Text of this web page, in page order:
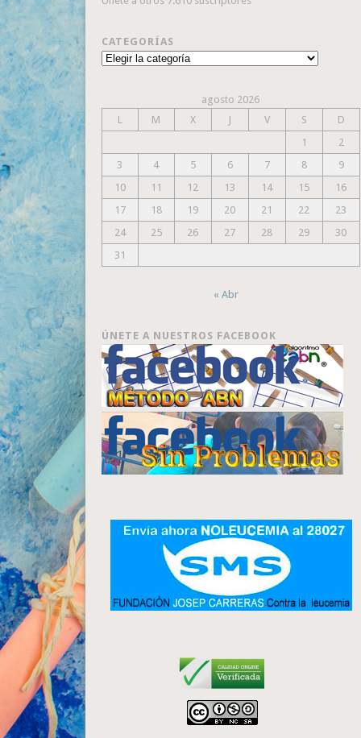
CATEGORÍAS
Categorías
agosto 2026
L
M X J V S
D
1
2
3
4 5 6 7 8
9
10
11 12 13 14 15
16
17
18 19 20 21 22
23
24
25 26 27 28 29
30
31
« Abr
ÚNETE A NUESTROS FACEBOOK